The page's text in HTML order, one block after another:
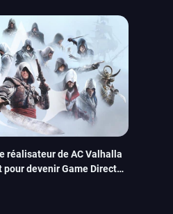
réalisateur de AC Valhalla
devenir Game Director